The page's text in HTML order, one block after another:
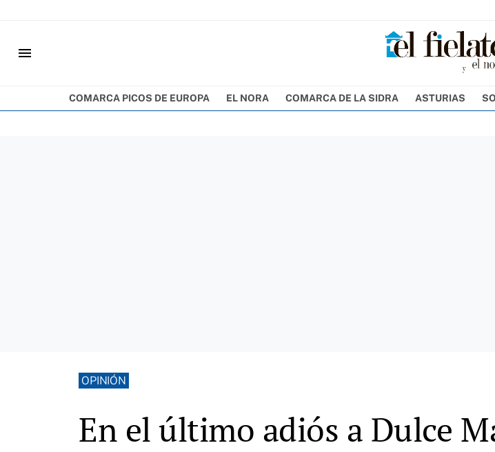
menu
COMARCA PICOS DE EUROPA EL NORA COMARCA DE LA SIDRA ASTURIAS
OPINIÓN
En el último adiós a Dulce